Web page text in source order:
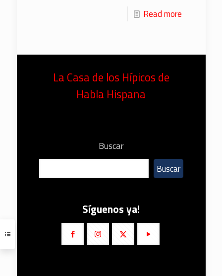
Read more
La Casa de los Hípicos de
Habla Hispana
Buscar
Buscar
Síguenos ya!